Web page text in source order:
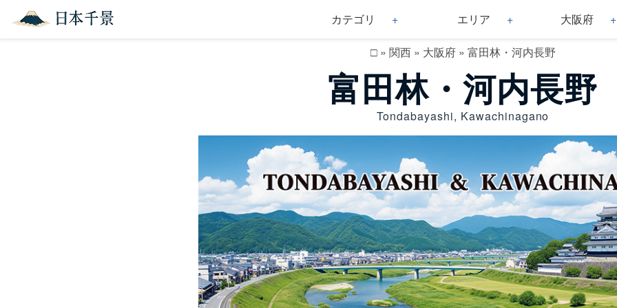
カテゴリ エリア 大阪府
□» 関西» 大阪府» 富田林・河内長野
富田林・河内長野
Tondabayashi, Kawachinagano